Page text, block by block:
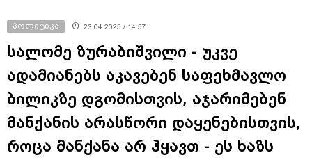
პოლიტიკა 23.04.2025 / 14:57
სალომე ზურაბიშვილი - უკვე
ადამიანებს აკავებენ საფეხმავლო
ბილიკზე დგომისთვის, აჯარიმებენ
მანქანის არასწორი დაყენებისთვის,
როცა მანქანა არ ჰყავთ - ეს ხაზს